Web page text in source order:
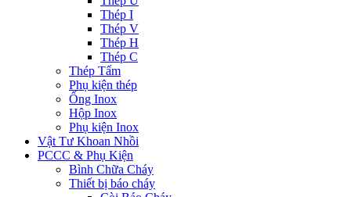
Thép I
Thép V
Thép H
Thép C
Thép Tấm
Phụ kiện thép
Ống Inox
Hộp Inox
Phụ kiện Inox
Vật Tư Khoan Nhồi
PCCC & Phụ Kiện
Bình Chữa Cháy
Thiết bị báo cháy